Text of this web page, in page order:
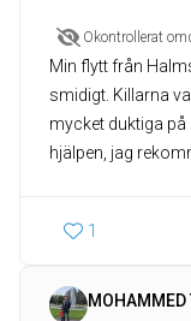
Okontrollerat
Min flytt från
smidigt. Killarna
mycket duktiga
hjälpen, jag
1
MOHAMMED